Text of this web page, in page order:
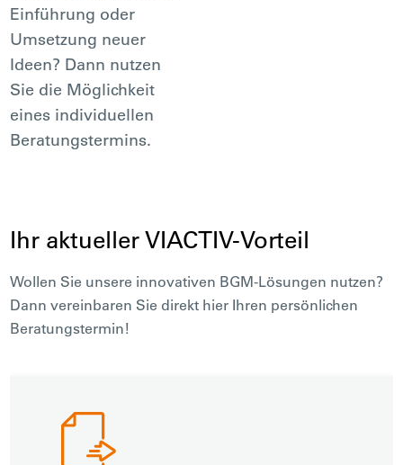
Einführung oder
Umsetzung neuer
Ideen? Dann nutzen
Sie die Möglichkeit
eines individuellen
Beratungstermins.
Ihr aktueller VIACTIV-Vorteil
Wollen Sie unsere innovativen BGM-Lösungen nutzen?
Dann vereinbaren Sie direkt hier Ihren persönlichen
Beratungstermin!